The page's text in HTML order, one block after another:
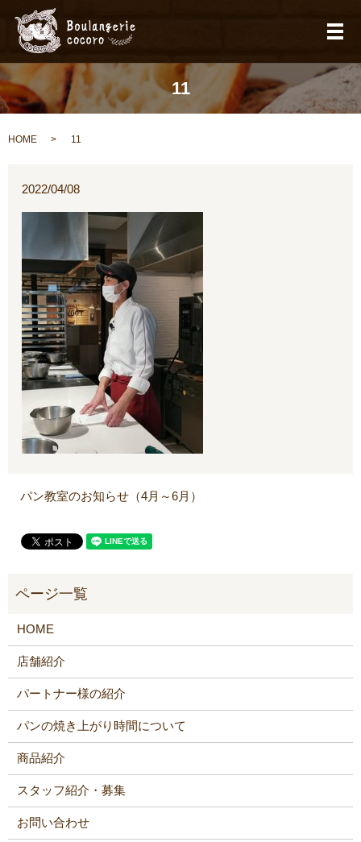
メ
11
HOME 11
2022/04/08
パン教室のお知らせ（4月～6月）
HOME
店舗紹介
パートナー様の紹介
パンの焼き上がり時間について
商品紹介
スタッフ紹介・募集
お問い合わせ